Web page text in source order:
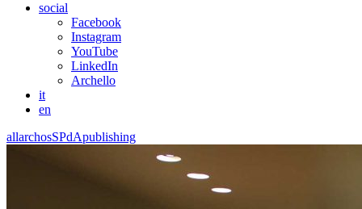
social
Facebook
Instagram
YouTube
LinkedIn
Archello
it
en
allarchosSPdApublishing